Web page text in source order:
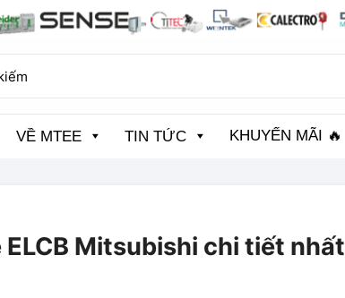
VỀ MTEE TIN TỨC KHUYẾN MÃI 🔥
ELCB Mitsubishi chi tiết nhất